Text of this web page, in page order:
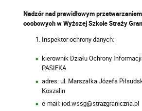
Nadzór nad prawidłowym
osobowych w Wyższej Szkole Straży
Inspektor ochrony danych:
kierownik Działu Ochrony Informacji
PASIEKA
adres: ul. Marszałka Józefa
Koszalin
e-mail: iod.wssg@strazgraniczna.pl